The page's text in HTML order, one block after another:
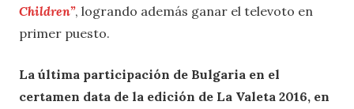
Children”, logrando además ganar el televoto en
primer puesto.
La última participación de Bulgaria en el
certamen data de la edición de La Valeta 2016, en